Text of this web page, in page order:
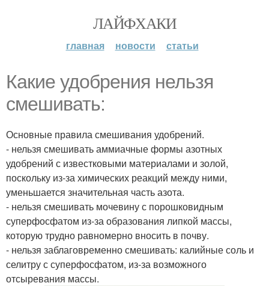
ЛАЙФХАКИ
главная новости статьи
Какие удобрения нельзя
смешивать:
Основные правила смешивания удобрений.
- нельзя смешивать аммиачные формы азотных
удобрений с известковыми материалами и золой,
поскольку из-за химических реакций между ними,
уменьшается значительная часть азота.
- нельзя смешивать мочевину с порошковидным
суперфосфатом из-за образования липкой массы,
которую трудно равномерно вносить в почву.
- нельзя заблаговременно смешивать: калийные соль и
селитру с суперфосфатом, из-за возможного
отсыревания массы.